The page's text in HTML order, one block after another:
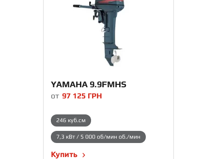
YAMAHA 9.9FMHS
от 97 125 ГРН
246 куб.см
7,3 кВт / 5 000 об/мин об./мин
Купить